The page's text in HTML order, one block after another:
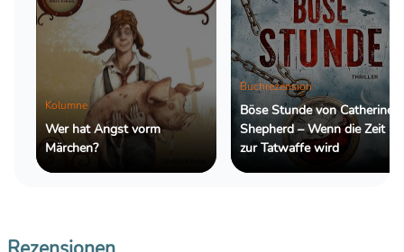
Kolumne
Wer hat Angst vorm
Märchen?
Buchrezension
Böse Stunde von Catherine
Shepherd – Wenn die Zeit
zur Tatwaffe wird